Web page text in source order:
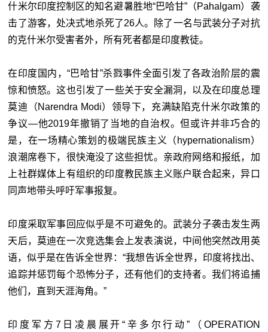
什米尔印度控制区的知名避暑胜地“巴哈甘”（Pahalgam）袭
击了游客，处决式地杀死了26人。除了一名与武装分子对抗
的克什米尔受害者外，所有死者都是印度教徒。
在印度国内，“巴哈甘”杀戮事件全面引发了各政治阶层的震
惊和愤怒。这也引发了一些关于安全漏洞，以及在印度总理
莫迪（Narendra Modi）领导下，充满缺陷克什米尔政策的
争议—他2019年撤销了当地的自治权。但或许并非巧合的
是，在一场精心策划的极端民族主义（hypernationalism）
浪潮席卷下，很快淹没了这些担忧。亲政府网络和报纸，加
上社群媒体上有组织的印度教民族主义账户联合起来，异口
同声地带头呼吁军事报复。
印度采取军事回应似乎是不可避免的。武装分子袭击发生两
天后，莫迪在一次竞选集会上发表演说，中间他突然改用英
语，似乎是在告诉全世界：“我想告诉全世界，印度将找出、
追踪并惩罚每个恐怖分子，还有他们的支持者。我们将追捕
他们，直到天涯海角。”
印度军方7日凌晨展开“辛多尔行动”（OPERATION